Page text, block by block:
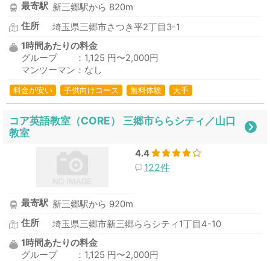
最寄駅 新三郷駅から 820m
住所
埼玉県三郷市さつき平2丁目3-1
1時間あたりの料金
グループ ：1,125 円〜2,000円
マンツーマン：なし
料金が安い 子供向けコース 無料体験 大手
コア英語教室（CORE） 三郷市ららシティ／山口
教室
4.4
122件
最寄駅 新三郷駅から 920m
住所
埼玉県三郷市新三郷ららシティ1丁目4-10
1時間あたりの料金
グループ ：1,125 円〜2,000円